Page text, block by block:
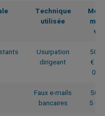
Technique
utilisée
Usurpation
dirigeant
50
€ -
Faux e-mails
bancaires
500
5